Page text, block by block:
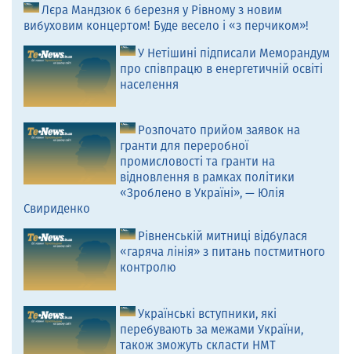
Лєра Мандзюк 6 березня у Рівному з новим
вибуховим концертом! Буде весело і «з перчиком»!
У Нетішині підписали Меморандум
про співпрацю в енергетичній освіті
населення
Розпочато прийом заявок на
гранти для переробної
промисловості та гранти на
відновлення в рамках політики
«Зроблено в Україні», — Юлія
Свириденко
Рівненській митниці відбулася
«гаряча лінія» з питань постмитного
контролю
Українські вступники, які
перебувають за межами України,
також зможуть скласти НМТ